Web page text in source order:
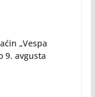
„Vespa
9. avgusta